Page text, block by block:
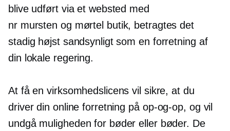
blive udført via et websted med
nr mursten og mørtel butik, betragtes det
stadig højst sandsynligt som en forretning af
din lokale regering.
At få en virksomhedslicens vil sikre, at du
driver din online forretning på op-og-op, og vil
undgå muligheden for bøder eller bøder. De